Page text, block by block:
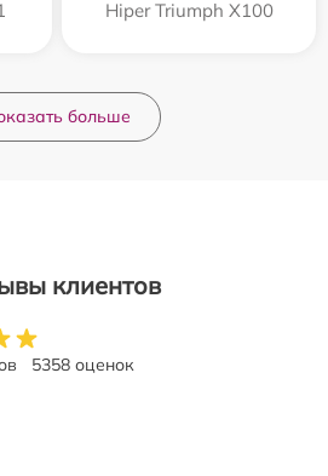
Hiper Triumph X100
больше
клиентов
5358 оценок